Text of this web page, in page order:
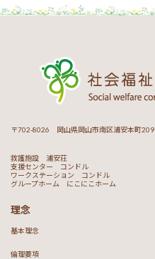
〒702-8026 岡山県岡山市南区浦安本町209
救護施設 浦安荘
支援センター コンドル
ワークステーション コンドル
グループホーム にこにこホーム
理念
基本理念
倫理要項